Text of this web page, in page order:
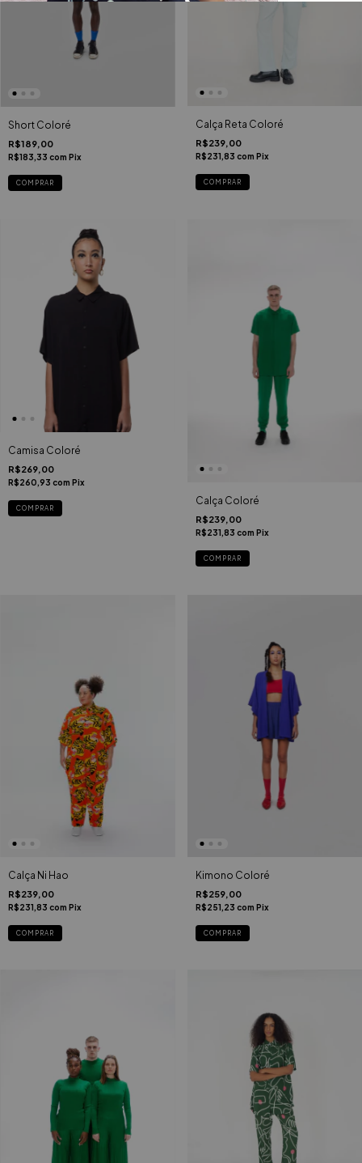
Short Coloré
R$189,00
R$183,33 com Pix
COMPRAR
Calça Reta Coloré
R$239,00
R$231,83 com Pix
COMPRAR
Camisa Coloré
R$269,00
R$260,93 com Pix
COMPRAR
Calça Coloré
R$239,00
R$231,83 com Pix
COMPRAR
Calça Ni Hao
R$239,00
R$231,83 com Pix
COMPRAR
Kimono Coloré
R$259,00
R$251,23 com Pix
COMPRAR